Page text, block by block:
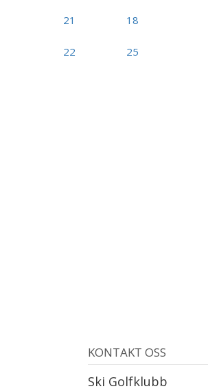
21 18
22 25
KONTAKT OSS
Ski Golfklubb